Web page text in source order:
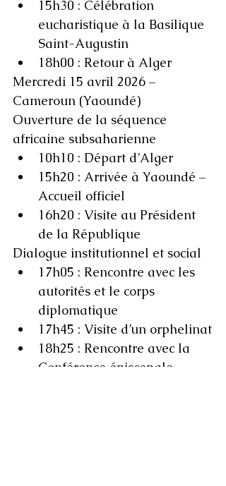
15h30 : Célébration
eucharistique à la Basilique
Saint-Augustin
18h00 : Retour à Alger
Mercredi 15 avril 2026 –
Cameroun (Yaoundé)
Ouverture de la séquence
africaine subsaharienne
10h10 : Départ d’Alger
15h20 : Arrivée à Yaoundé –
Accueil officiel
16h20 : Visite au Président
de la République
Dialogue institutionnel et social
17h05 : Rencontre avec les
autorités et le corps
diplomatique
17h45 : Visite d’un orphelinat
18h25 : Rencontre avec la
Conférence épiscopale